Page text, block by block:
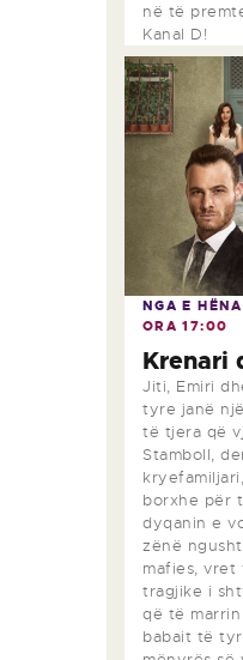
në të
Kanal D!
NGA E
ORA17:00
Krenari
Jiti, Emiri
tyre janë
të tjera që
Stamboll,
borxhe për
dyqanin e
zënë
mafies, vret
tragjike i
që të
babait të